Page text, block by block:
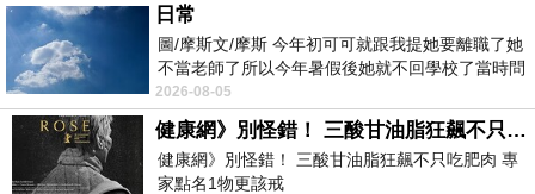
算，發現它真的很不錯!!
而且在網路上購買，品質有保障又有七天鑑
賞期，不滿意可以退貨也不用擔心買
貴!
日常
圖/摩斯文/摩斯 今年初可可就跟我提她要離職了她
不當老師了所以今年暑假後她就不回學校了當時問
她不是很喜歡幼幼班的小朋友嗎捨得不
2026-08-05
健康網》別怪錯！ 三酸甘油脂狂飆不只吃肥肉 專家點名1物更該戒
健康網》別怪錯！ 三酸甘油脂狂飆不只吃肥肉 專
家點名1物更該戒